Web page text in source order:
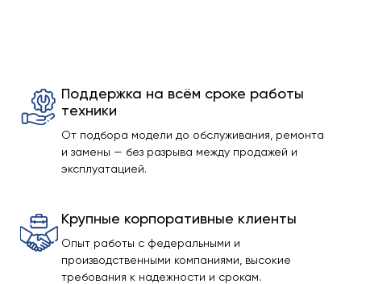
Поддержка на всём сроке работы
техники
От подбора модели до обслуживания, ремонта
и замены — без разрыва между продажей и
эксплуатацией.
Крупные корпоративные клиенты
Опыт работы с федеральными и
производственными компаниями, высокие
требования к надежности и срокам.